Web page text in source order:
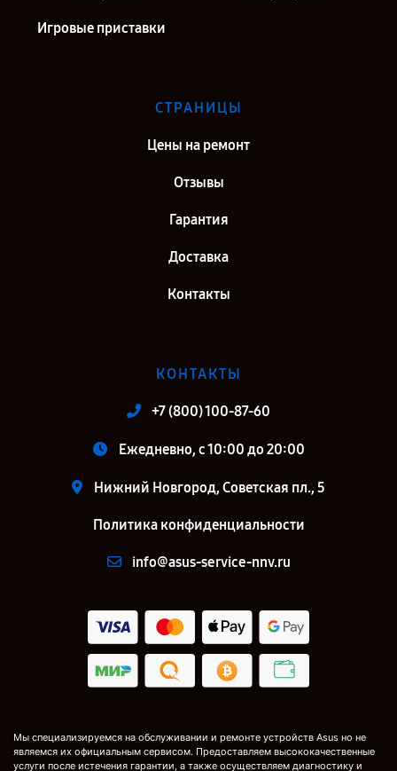
Игровые приставки
СТРАНИЦЫ
Цены на ремонт
Отзывы
Гарантия
Доставка
Контакты
КОНТАКТЫ
+7 (800) 100-87-60
Ежедневно, с 10:00 до 20:00
Нижний Новгород, Советская пл., 5
Политика конфиденциальности
info@asus-service-nnv.ru
Мы специализируемся на обслуживании и ремонте устройств Asus но не
являемся их официальным сервисом. Предоставляем высококачественные
услуги после истечения гарантии, а также осуществляем диагностику и